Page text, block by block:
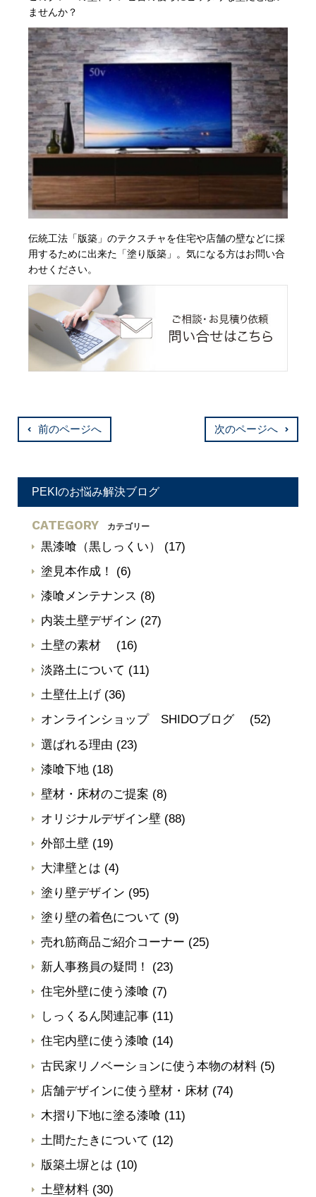
ませんか？
伝統工法「版築」のテクスチャを住宅や店舗の壁などに採
用するために出来た「塗り版築」。気になる方はお問い合
わせください。
前のページへ 次のページへ
PEKIのお悩み解決ブログ
CATEGORY カテゴリー
黒漆喰（黒しっくい）
(17)
塗見本作成！
(6)
漆喰メンテナンス (8)
内装土壁デザイン (27)
土壁の素材
(16)
淡路土について (11)
土壁仕上げ (36)
オンラインショップ SHIDOブログ
(52)
選ばれる理由 (23)
漆喰下地 (18)
壁材・床材のご提案 (8)
オリジナルデザイン壁 (88)
外部土壁 (19)
大津壁とは (4)
塗り壁デザイン (95)
塗り壁の着色について (9)
売れ筋商品ご紹介コーナー (25)
新人事務員の疑問！
(23)
住宅外壁に使う漆喰 (7)
しっくるん関連記事 (11)
住宅内壁に使う漆喰 (14)
古民家リノベーションに使う本物の材料 (5)
店舗デザインに使う壁材・床材 (74)
木摺り下地に塗る漆喰 (11)
土間たたきについて (12)
版築土塀とは (10)
土壁材料 (30)